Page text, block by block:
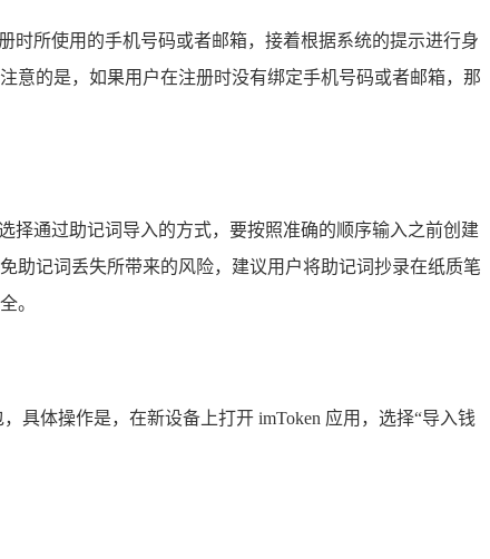
时所使用的手机号码或者邮箱，接着根据系统的提示进行身
意的是，如果用户在注册时没有绑定手机号码或者邮箱，那
择通过助记词导入的方式，要按照准确的顺序输入之前创建
助记词丢失所带来的风险，建议用户将助记词抄录在纸质笔
。
具体操作是，在新设备上打开 imToken 应用，选择“导入钱